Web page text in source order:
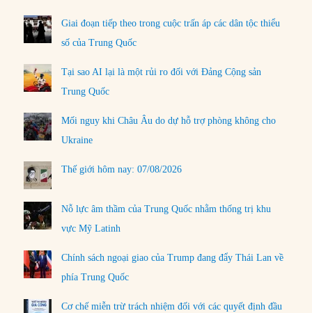
Giai đoạn tiếp theo trong cuộc trấn áp các dân tộc thiểu
số của Trung Quốc
Tại sao AI lại là một rủi ro đối với Đảng Cộng sản
Trung Quốc
Mối nguy khi Châu Âu do dự hỗ trợ phòng không cho
Ukraine
Thế giới hôm nay: 07/08/2026
Nỗ lực âm thầm của Trung Quốc nhằm thống trị khu
vực Mỹ Latinh
Chính sách ngoại giao của Trump đang đẩy Thái Lan về
phía Trung Quốc
Cơ chế miễn trừ trách nhiệm đối với các quyết định đầu